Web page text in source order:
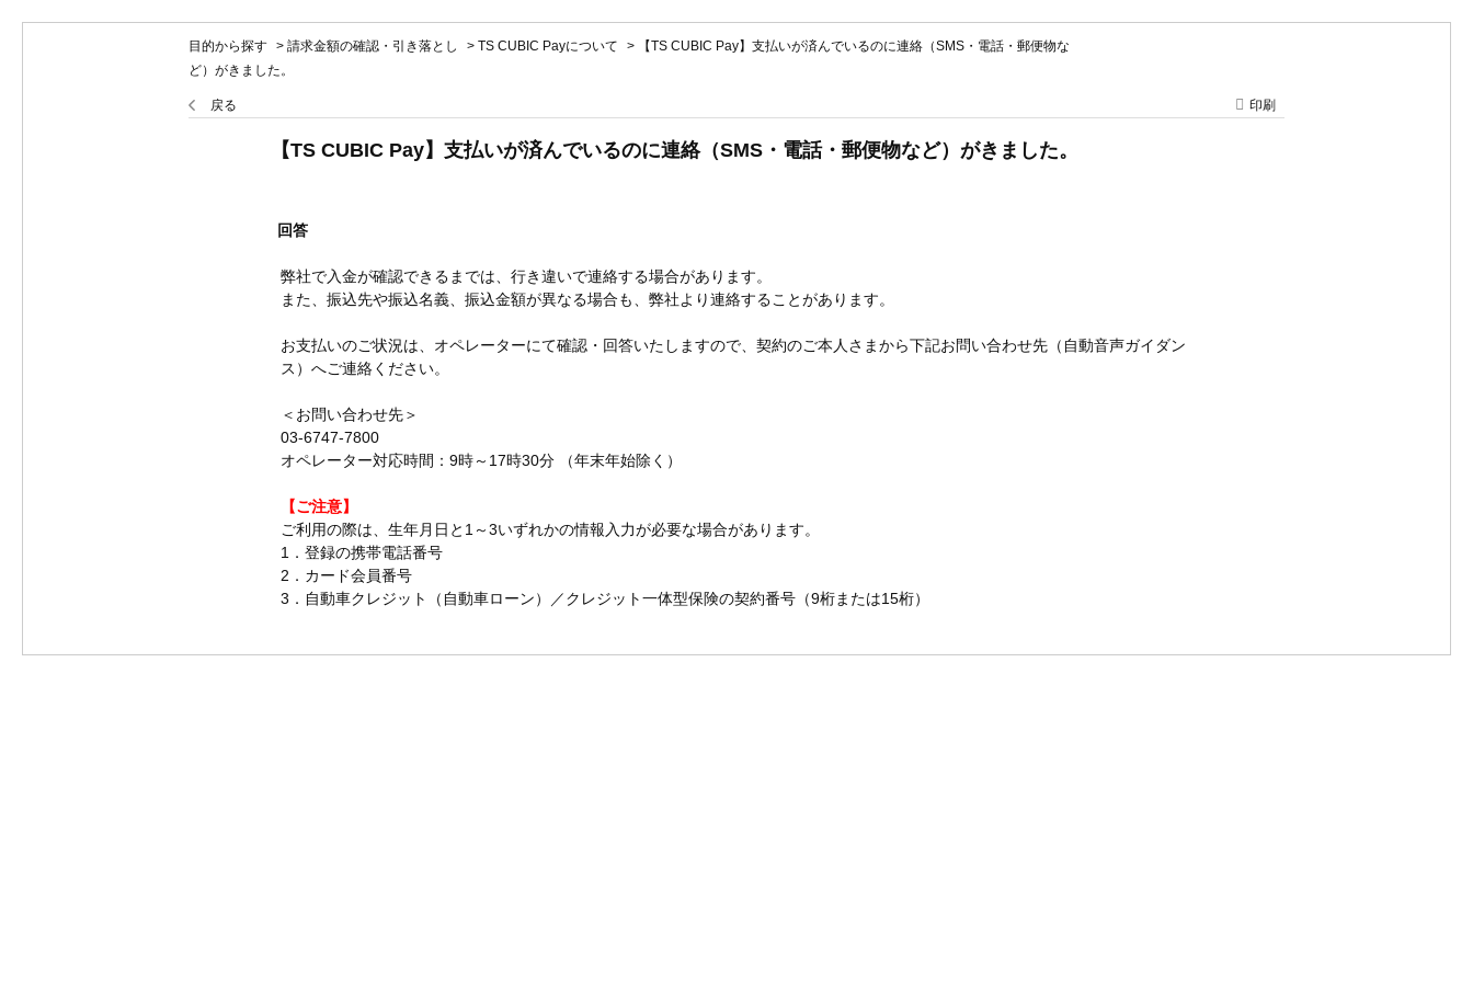
目的から探す > 請求金額の確認・引き落とし > TS CUBIC Payについて >
【TS CUBIC Pay】支払いが済んでいるのに連絡（SMS・電話・郵便物な
ど）がきました。
戻る 印刷
【TS CUBIC Pay】支払いが済んでいるのに連絡（SMS・電話・郵便物など）がきました。
回答
弊社で入金が確認できるまでは、行き違いで連絡する場合があります。
また、振込先や振込名義、振込金額が異なる場合も、弊社より連絡することがあります。
お支払いのご状況は、オペレーターにて確認・回答いたしますので、契約のご本人さまから下記お問い合わせ先（自動音声ガイダン
ス）へご連絡ください。
＜お問い合わせ先＞
03-6747-7800
オペレーター対応時間：9時～17時30分 （年末年始除く）
【ご注意】
ご利用の際は、生年月日と1～3いずれかの情報入力が必要な場合があります。
1．登録の携帯電話番号
2．カード会員番号
3．自動車クレジット（自動車ローン）／クレジット一体型保険の契約番号（9桁または15桁）